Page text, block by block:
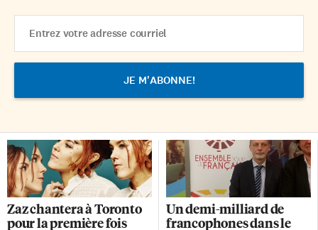
Address
Zaz chantera à Toronto
pour la première fois
Un demi-milliard de
francophones dans le